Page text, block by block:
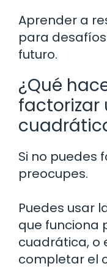
Aprender a
para
futuro.
¿Qué
factorizar
Si no puedes
preocupes.
Puedes usar
que funciona
cuadrática, o
completar el